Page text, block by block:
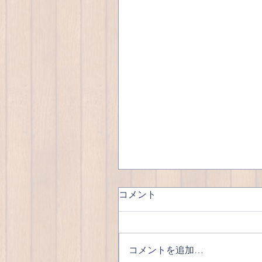
優雅な昼呑み🍺
コメント
コメントを追加…